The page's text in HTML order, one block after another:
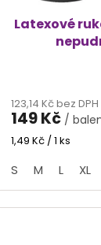
Latexové
produktu
je
4,9
5
hvězdiček.
123,14 Kč bez DPH
149 Kč /
Měrná
1,49 Kč / 1 ks
S M L XL